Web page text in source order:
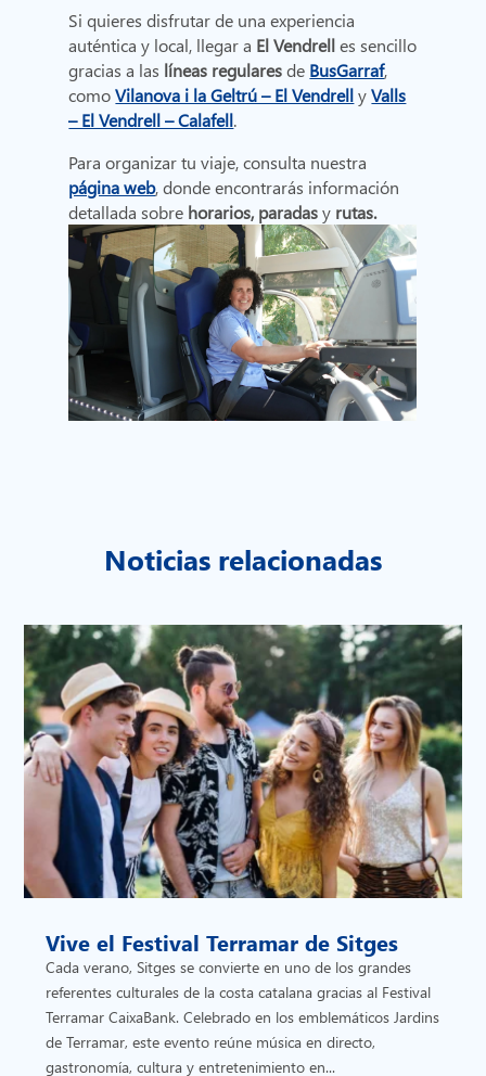
Si quieres disfrutar de una experiencia
auténtica y local, llegar a El Vendrelles sencillo
gracias a las líneas regularesde BusGarraf,
comoVilanova i la Geltrú – El VendrellyValls
– El Vendrell – Calafell.
Para organizar tu viaje, consulta nuestra
página web, donde encontrarás información
detallada sobre horarios, paradasy rutas.
Noticias relacionadas
Vive el Festival Terramar de Sitges
Cada verano, Sitges se convierte en uno de los grandes
referentes culturales de la costa catalana gracias al Festival
Terramar CaixaBank. Celebrado en los emblemáticos Jardins
de Terramar, este evento reúne música en directo,
gastronomía, cultura y entretenimiento en...